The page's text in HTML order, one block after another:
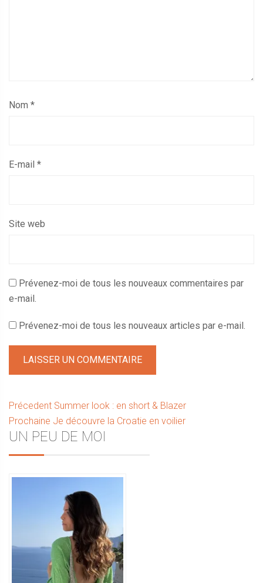
Nom *
E-mail *
Site web
Prévenez-moi de tous les nouveaux commentaires par
e-mail.
Prévenez-moi de tous les nouveaux articles par e-mail.
Navigation
de
l’article
Précedent Article
précédent :
Summer look : en short & Blazer
Prochaine Article
suivant :
Je découvre la Croatie en voilier
Sidebar
UN PEU DE MOI